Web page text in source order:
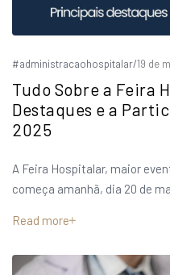
#administracaohospitalar/19 de
Tudo Sobre a Feira
Destaques e a
2025
A Feira Hospitalar, maior
começa amanhã, dia 20 de
Read more